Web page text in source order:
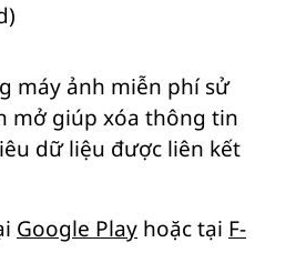
máy ảnh miễn phí sử
mở giúp xóa thông tin
dữ liệu được liên kết
Google Play hoặc tại F-